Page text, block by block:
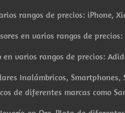
rangos de precios: iPhone,
en varios rangos de
en varios rangos de precios:
Inalámbricos,
de diferentes marcas como